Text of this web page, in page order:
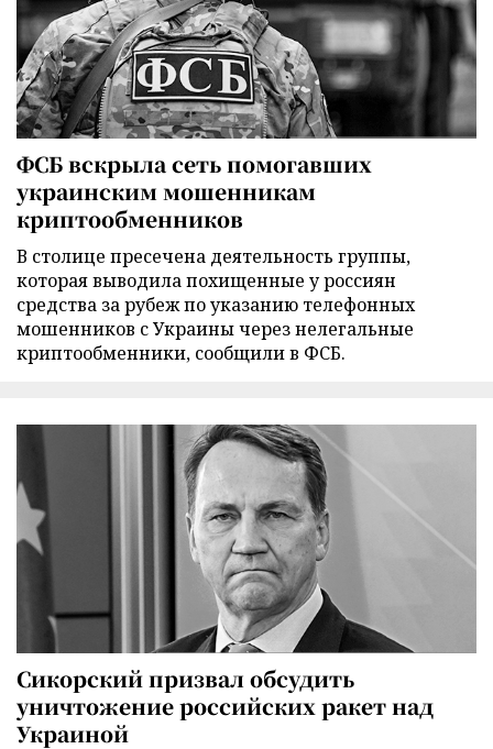
ФСБ вскрыла сеть помогавших
украинским мошенникам
криптообменников
В столице пресечена деятельность группы,
которая выводила похищенные у россиян
средства за рубеж по указанию телефонных
мошенников с Украины через нелегальные
криптообменники, сообщили в ФСБ.
Сикорский призвал обсудить
уничтожение российских ракет над
Украиной